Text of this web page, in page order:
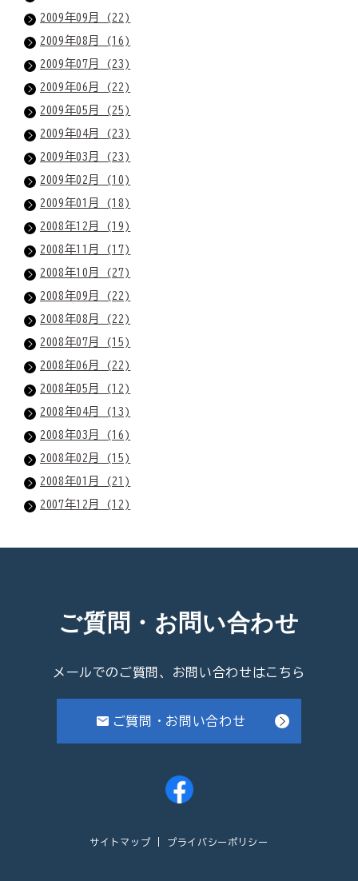
2009年09月 (22)
2009年08月 (16)
2009年07月 (23)
2009年06月 (22)
2009年05月 (25)
2009年04月 (23)
2009年03月 (23)
2009年02月 (10)
2009年01月 (18)
2008年12月 (19)
2008年11月 (17)
2008年10月 (27)
2008年09月 (22)
2008年08月 (22)
2008年07月 (15)
2008年06月 (22)
2008年05月 (12)
2008年04月 (13)
2008年03月 (16)
2008年02月 (15)
2008年01月 (21)
2007年12月 (12)
ご質問・お問い合わせ
メールでのご質問、お問い合わせはこちら
ご質問・お問い合わせ
サイトマップ プライバシーポリシー